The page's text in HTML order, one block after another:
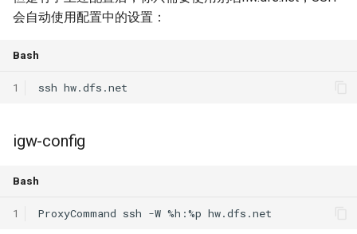
ArXiv25 DS2D
会自动使用配置中的设置：
Bash
1 ssh
igw-config
Bash
1 ProxyCommand ssh -W %h:%p